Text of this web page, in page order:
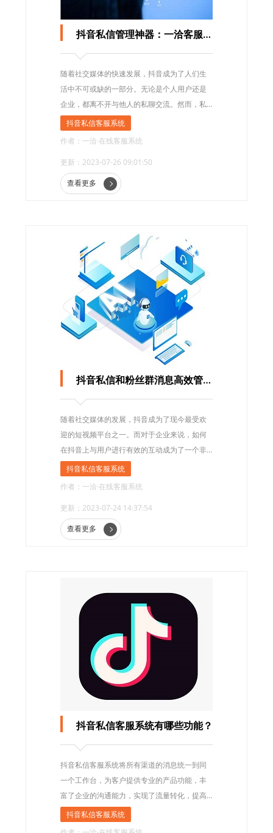
抖音私信管理神器：一洽客服系统助力企业高效处理私聊消息
随着社交媒体的快速发展，抖音成为了人们生
活中不可或缺的一部分。无论是个人用户还是
企业，都离不开与他人的私聊交流。然而，私
聊消息的管理却常常成为企业的一大难题。为
抖音私信客服系统
作者：一洽·在线客服系统
更新：2023-07-26 09:01:50
查看更多
抖音私信和粉丝群消息高效管理，为不同业务分组提供定制化服务？
随着社交媒体的发展，抖音成为了现今最受欢
迎的短视频平台之一。而对于企业来说，如何
在抖音上与用户进行有效的互动成为了一个非
常重要的问题。本文将探讨如何区分抖音私信
抖音私信客服系统
作者：一洽·在线客服系统
更新：2023-07-24 14:37:54
查看更多
抖音私信客服系统有哪些功能？
抖音私信客服系统将所有渠道的消息统一到同
一个工作台，为客户提供专业的产品功能，丰
富了企业的沟通能力，实现了流量转化，提高
了客户获取的效果。
抖音私信客服系统